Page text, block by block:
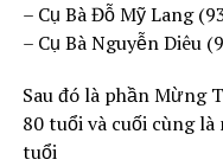
– Cụ Bà Đỗ Mỹ Lang
– Cụ Bà Nguyễn Diêu
Sau đó là phần Mừng
80 tuổi và cuối cùng
tuổi